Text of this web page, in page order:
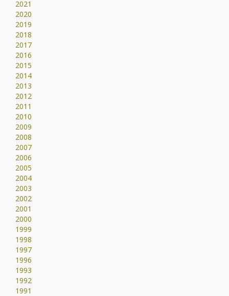
2021
2020
2019
2018
2017
2016
2015
2014
2013
2012
2011
2010
2009
2008
2007
2006
2005
2004
2003
2002
2001
2000
1999
1998
1997
1996
1993
1992
1991